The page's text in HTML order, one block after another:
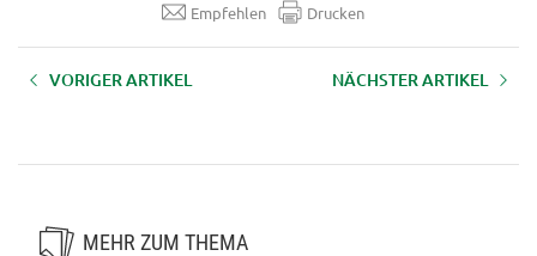
Empfehlen Drucken
VORIGER ARTIKEL NÄCHSTER ARTIKEL
MEHR ZUM THEMA